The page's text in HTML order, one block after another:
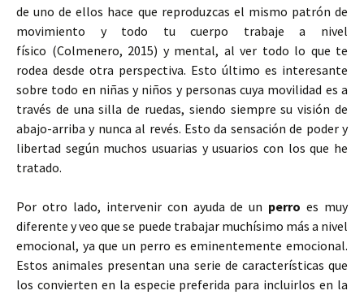
de uno de ellos hace que reproduzcas el mismo patrón de
movimiento y todo tu cuerpo trabaje a nivel
físico (Colmenero, 2015) y mental, al ver todo lo que te
rodea desde otra perspectiva. Esto último es interesante
sobre todo en niñas y niños y personas cuya movilidad es a
través de una silla de ruedas, siendo siempre su visión de
abajo-arriba y nunca al revés. Esto da sensación de poder y
libertad según muchos usuarias y usuarios con los que he
tratado.
Por otro lado, intervenir con ayuda de un perro es muy
diferente y veo que se puede trabajar muchísimo más a nivel
emocional, ya que un perro es eminentemente emocional.
Estos animales presentan una serie de características que
los convierten en la especie preferida para incluirlos en la